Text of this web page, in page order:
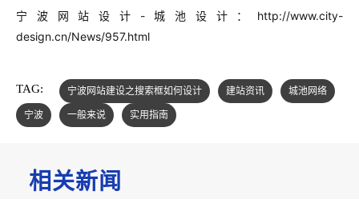
宁波网站设计-城池设计：http://www.city-
design.cn/News/957.html
TAG: 宁波网站建设之搜索框如何设计 建站资讯
城池网络
宁波
一般来说 实用指南
相关新闻